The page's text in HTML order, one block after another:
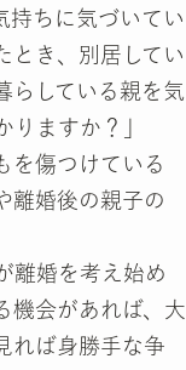
持ちに気づいてい
とき、別居してい
らしている親を気
りますか？」
を傷つけている
離婚後の親子の
離婚を考え始め
機会があれば、大
れば身勝手な争